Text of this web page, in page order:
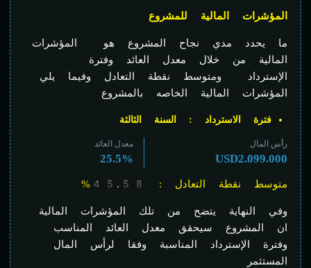
المؤشرات المالية للمشروع
ما يحدد مدي نجاح المشروع هو المؤشرات
المالية من خلال معدل العائد وفترة
الإسترداد ومتوسط نقطة التعادل وفيما يلي
المؤشرات المالية الخاصه بالمشروع
فترة الاسترداد : السنة الثالثة
رأس المال
USD2.099.000
معدل العائد
25.5%
متوسط نقطة التعادل : 45.58%
وفي النهاية يتضح من تلك المؤشرات المالية
ان المشروع سيحقق معدل العائد المناسب
وفترة الإسترداد المناسبة وفقا لرأس المال
المستثمر